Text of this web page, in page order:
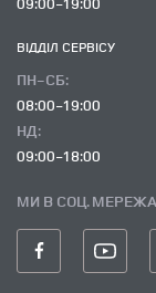
ВІДДІЛ CЕРВІСУ
ПН-СБ:
08:00-19:00
НД:
09:00-18:00
МИ В СОЦ.